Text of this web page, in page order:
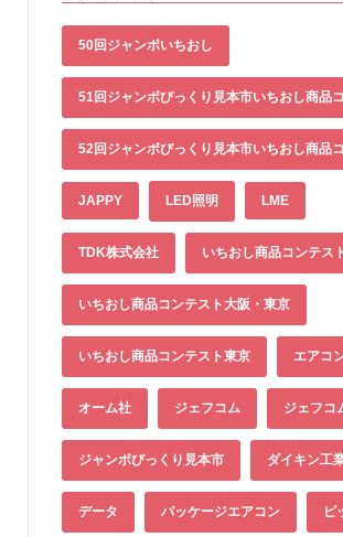
50回ジャンボいちおし
51回ジャンボびっくり見本市いちおし商品
52回ジャンボびっくり見本市いちおし商品
JAPPY LED照明 LME
TDK株式会社 いちおし商品コンテス
いちおし商品コンテスト大阪・東京
いちおし商品コンテスト東京 エアコ
オーム社 ジェフコム ジェフコ
ジャンボびっくり見本市 ダイキン工
データ パッケージエアコン ピ